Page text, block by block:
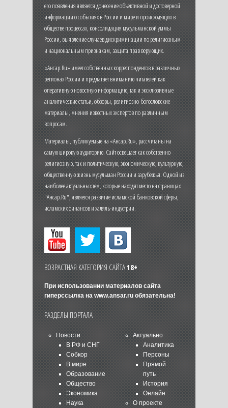
его появления является донесение объективной и достоверной
информации о событиях в России и мире и происходящих в
обществе процессах, консолидация мусульманской уммы
России, выявление случаев дискриминации по религиозным
и национальным признакам, защита прав верующих.
«Ансар.Ru» имеет собственных корреспондентов в различных
регионах России и предлагает вниманию читателей как
оперативную новостную информацию, так и эксклюзивные
аналитические статьи, обзоры, религиозно-богословские
материалы, мнения известных экспертов по различным
вопросам.
Материалы, публикуемые на «Ансар.Ru», рассчитаны на
самую широкую аудиторию. Сайт освещает как собственно
религиозную, так и политическую, экономическую, культурную,
общественную жизнь мусульман России и зарубежья. Одной из
наиболее актуальных тем, которые находят место на страницах
"Ансар.Ru", является развитие исламской банковской сферы,
исламских финансов и халяль-индустрии.
ВОЗРАСТНАЯ КАТЕГОРИЯ САЙТА18+
При использовании материалов сайта
гиперссылка на www.ansar.ruобязательна!
РАЗДЕЛЫ ПОРТАЛА
Новости
В РФ и СНГ
Собкор
В мире
Образование
Общество
Экономика
Наука
Актуально
Аналитика
Персоны
Прямой
путь
История
Онлайн
О проекте